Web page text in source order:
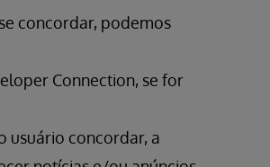
concordar, podemos
Connection, se for
usuário concordar, a